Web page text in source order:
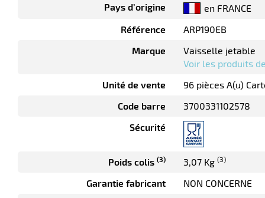
Pays d’origine
en FRANCE
Référence
ARP190EB
Marque
Vaisselle jetable
Voir les produits
Unité de vente
96 pièces A(u)
Code barre
3700331102578
Sécurité
Poids colis (3) 3,07 Kg (3)
Garantie fabricant
NON CONCERNE